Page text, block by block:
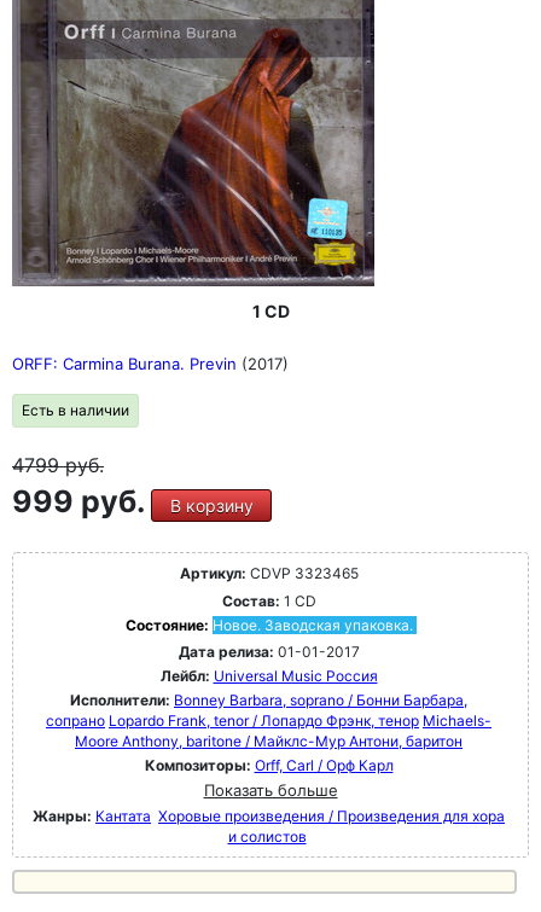
1 CD
ORFF: Carmina Burana. Previn (2017)
Есть в наличии
4799руб.
999 руб. В корзину
Артикул: CDVP 3323465
Состав: 1 CD
Состояние: Новое. Заводская упаковка.
Дата релиза: 01-01-2017
Лейбл: Universal Music Россия
Исполнители: Bonney Barbara, soprano / Бонни Барбара,
сопрано Lopardo Frank, tenor / Лопардо Фрэнк, тенор Michaels-
Moore Anthony, baritone / Майклс-Мур Антони, баритон
Композиторы: Orff, Carl / Орф Карл
Показать больше
Жанры: Кантата Хоровые произведения / Произведения для хора
и солистов